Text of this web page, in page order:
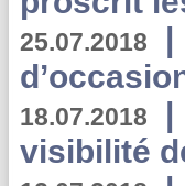
25.07.2018 |
18.07.2018 |
visibilité